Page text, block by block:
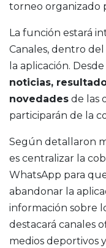
torneo organizado
La función estará
Canales, dentro
la aplicación.
noticias,
novedades de las
participarán de la
Según detallaron
es centralizar la
WhatsApp para
abandonar la
información sobre
destacará canales
medios deportivos